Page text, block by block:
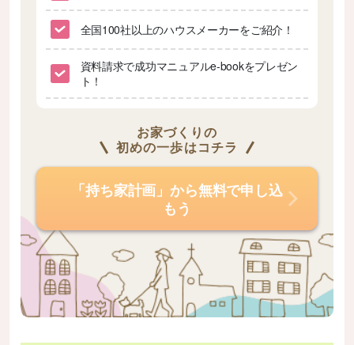
全国100社以上のハウスメーカーをご紹介！
資料請求で成功マニュアルe-bookをプレゼン
ト！
お家づくりの
初めの一歩はコチラ
「持ち家計画」から無料で申し込
もう